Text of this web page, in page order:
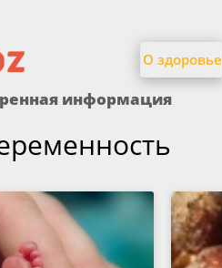
О здоровье
информация